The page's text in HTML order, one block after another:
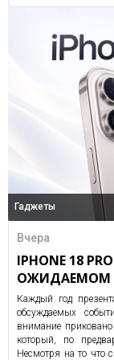
Гаджеты
Вчера
IPHONE 18
ОЖИДАЕМОМ
Каждый год
обсуждаемых
внимание
который, по
Несмотря на то что